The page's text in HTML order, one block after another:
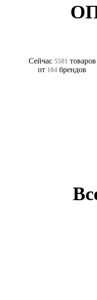
Сейчас 5501 товаров
от 104 брендов